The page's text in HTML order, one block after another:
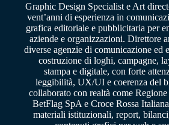
Graphic Design Specialist e Art
vent’anni di esperienza in
grafica editoriale e pubblicitaria per
aziende e organizzazioni. Direttore
diverse agenzie di comunicazione ed
costruzione di loghi, campagne,
stampa e digitale, con forte
leggibilità, UX/UI e coerenza del
collaborato con realtà come
BetFlag SpA e Croce Rossa
materiali istituzionali, report,